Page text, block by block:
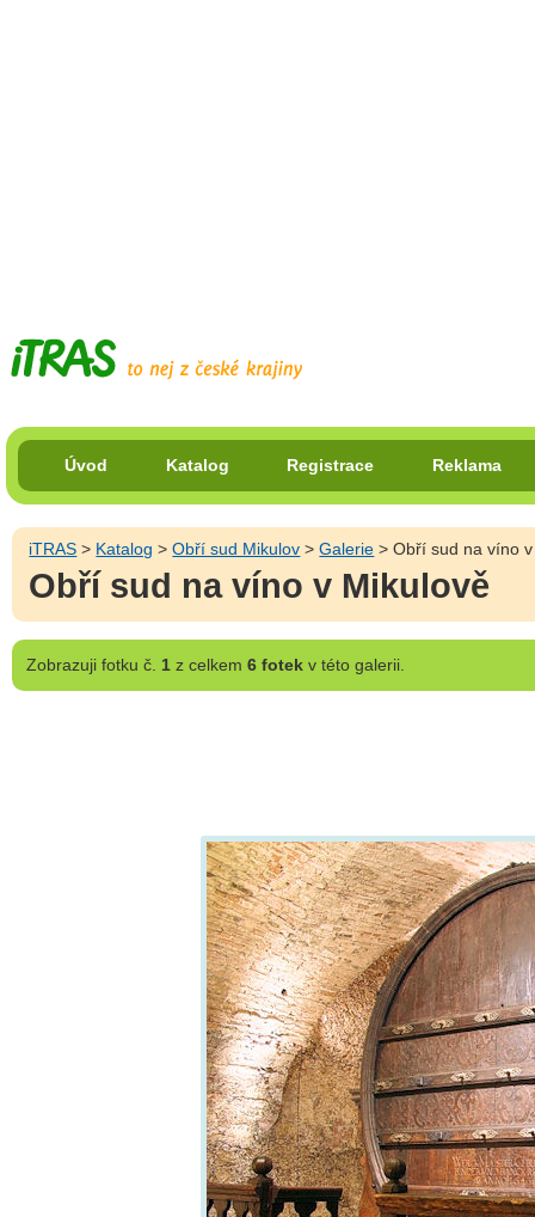
Úvod Katalog Registrace Reklama
iTRAS > Katalog >Obří sud Mikulov >Galerie > Obří sud na víno
Obří sud na víno v Mikulově
Zobrazujifotku č. 1z celkem 6 fotekv této galerii.